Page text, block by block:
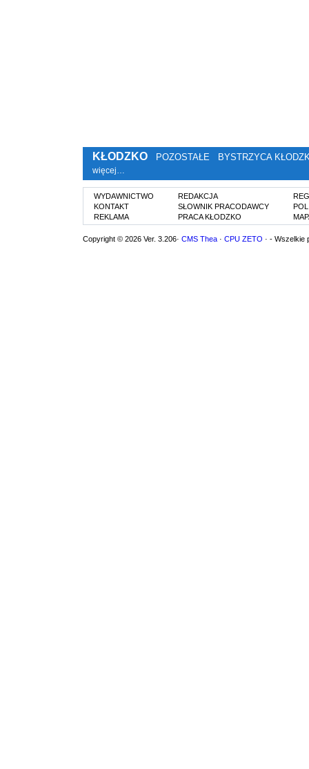
KŁODZKO POZOSTAŁE BYSTRZYCA
więcej…
WYDAWNICTWO
KONTAKT
REKLAMA
REDAKCJA
SŁOWNIK PRACODAWCY
PRACA KŁODZKO
Copyright © 2026 Ver. 3.206· CMS Thea · CPU ZETO · - Wszelkie